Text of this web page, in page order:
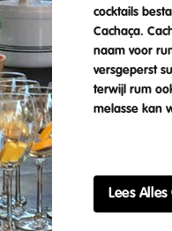
cocktails
Cachaça.
naam voor
versgeperst
terwijl rum
melasse kan
Lees Alles